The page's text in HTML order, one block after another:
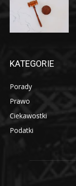
KATEGORIE
Porady
Prawo
Ciekawostki
Podatki